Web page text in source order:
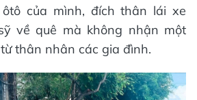
của mình, đích thân lái xe
về quê mà không nhận một
thân nhân các gia đình.